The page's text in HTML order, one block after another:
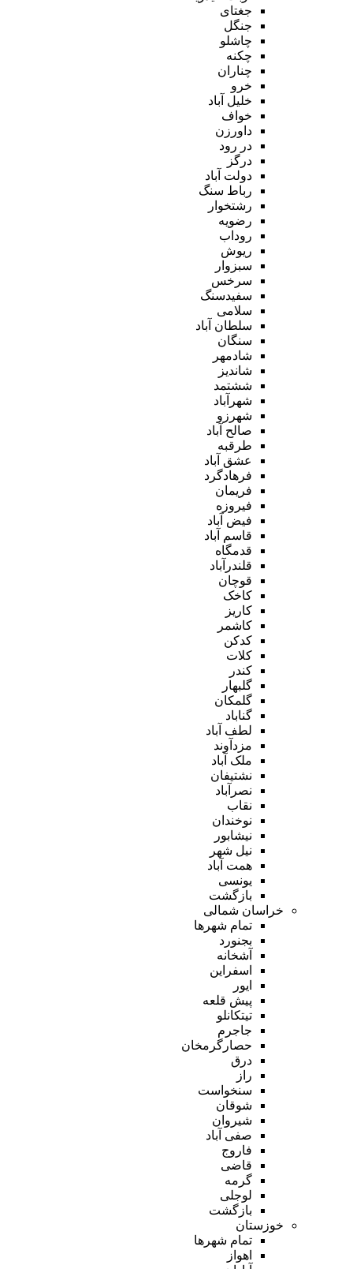
جغتای
جنگل
چاشلو
چکنه
چناران
خرو
خلیل آباد
خواف
داورزن
در رود
درگز
دولت آباد
رباط سنگ
رشتخوار
رضویه
روداب
ریوش
سبزوار
سرخس
سفیدسنگ
سلامی
سلطان آباد
سنگان
شادمهر
شاندیز
ششتمد
شهرآباد
شهرزو
صالح آباد
طرقبه
عشق آباد
فرهادگرد
فریمان
فیروزه
فیض آباد
قاسم آباد
قدمگاه
قلندرآباد
قوچان
کاخک
کاریز
کاشمر
کدکن
کلات
کندر
گلبهار
گلمکان
گناباد
لطف آباد
مزدآوند
ملک آباد
نشتیفان
نصرآباد
نقاب
نوخندان
نیشابور
نیل شهر
همت آباد
یونسی
بازگشت
خراسان شمالی
تمام شهر‌ها
بجنورد
آشخانه
اسفراین
ایور
پیش قلعه
تیتکانلو
جاجرم
حصارگرمخان
درق
راز
سنخواست
شوقان
شیروان
صفی آباد
فاروج
قاضی
گرمه
لوجلی
بازگشت
خوزستان
تمام شهر‌ها
اهواز